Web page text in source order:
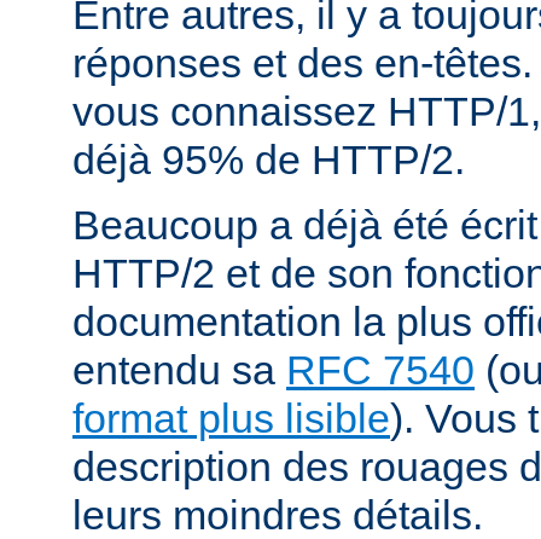
Entre autres, il y a
réponses et des en-
vous connaissez HTTP/
déjà 95% de HTTP/2.
Beaucoup a déjà été
HTTP/2 et de son
documentation la plus
entendu sa RFC 7540
format plus lisible). Vous
description des rouages
leurs moindres détails.